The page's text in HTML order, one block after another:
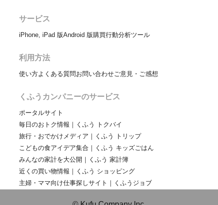
サービス
iPhone, iPad 版Android 版購買行動分析ツール
利用方法
使い方よくある質問お問い合わせ ご意見・ご感想
くふうカンパニーのサービス
ポータルサイト
毎日のおトク情報｜くふう トクバイ
旅行・おでかけメディア｜くふう トリップ
こどもの食アイデア集合｜くふう キッズごはん
みんなの家計を大公開｜くふう 家計簿
近くの買い物情報｜くふう ショッピング
主婦・ママ向け仕事探しサイト｜くふうジョブ